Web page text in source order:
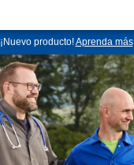
¡Nuevo producto!Aprenda más